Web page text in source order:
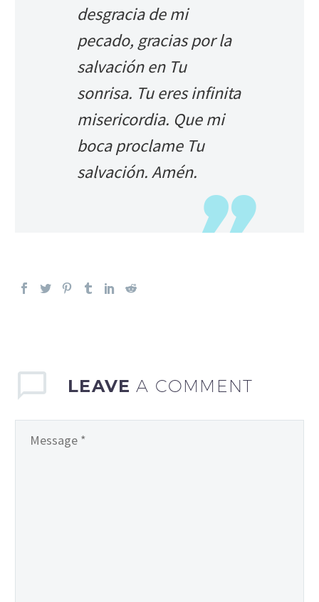
desgracia de mi
pecado, gracias por la
salvación en Tu
sonrisa. Tu eres infinita
misericordia. Que mi
boca proclame Tu
salvación. Amén.
LEAVEA COMMENT